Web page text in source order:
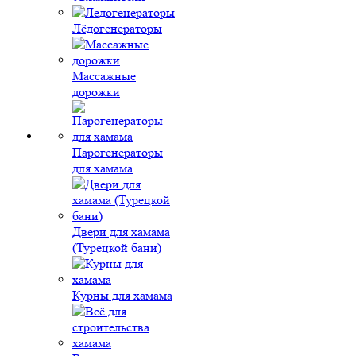
Лёдогенераторы
Массажные
дорожки
Парогенераторы
для хамама
Двери для хамама
(Турецкой бани)
Курны для хамама